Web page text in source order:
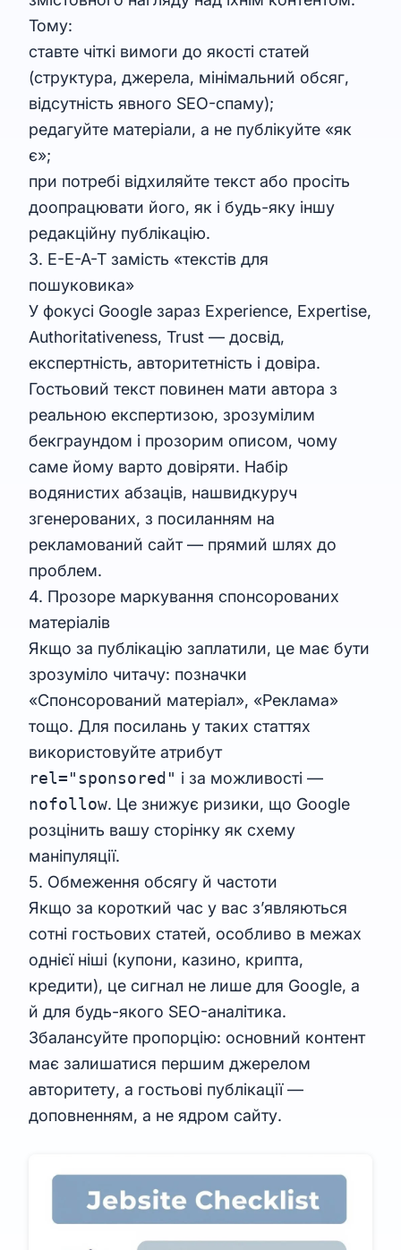
Тому:
ставте чіткі вимоги до якості статей
(структура, джерела, мінімальний обсяг,
відсутність явного SEO-спаму);
редагуйте матеріали, а не публікуйте «як
є»;
при потребі відхиляйте текст або просіть
доопрацювати його, як і будь-яку іншу
редакційну публікацію.
3. E-E-A-T замість «текстів для
пошуковика»
У фокусі Google зараз Experience, Expertise,
Authoritativeness, Trust — досвід,
експертність, авторитетність і довіра.
Гостьовий текст повинен мати автора з
реальною експертизою, зрозумілим
бекграундом і прозорим описом, чому
саме йому варто довіряти. Набір
водянистих абзаців, нашвидкуруч
згенерованих, з посиланням на
рекламований сайт — прямий шлях до
проблем.
4. Прозоре маркування спонсорованих
матеріалів
Якщо за публікацію заплатили, це має бути
зрозуміло читачу: позначки
«Спонсорований матеріал», «Реклама»
тощо. Для посилань у таких статтях
використовуйте атрибут
rel="sponsored" і за можливості —
nofollow. Це знижує ризики, що Google
розцінить вашу сторінку як схему
маніпуляції.
5. Обмеження обсягу й частоти
Якщо за короткий час у вас з’являються
сотні гостьових статей, особливо в межах
однієї ніші (купони, казино, крипта,
кредити), це сигнал не лише для Google, а
й для будь-якого SEO-аналітика.
Збалансуйте пропорцію: основний контент
має залишатися першим джерелом
авторитету, а гостьові публікації —
доповненням, а не ядром сайту.